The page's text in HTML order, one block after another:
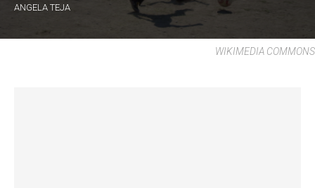
ANGELA TEJA
WIKIMEDIA COMMONS